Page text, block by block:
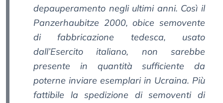
depauperamento negli ultimi anni. Così il
Panzerhaubitze 2000, obice semovente
di fabbricazione tedesca, usato
dall’Esercito italiano, non sarebbe
presente in quantità sufficiente da
poterne inviare esemplari in Ucraina. Più
fattibile la spedizione di semoventi di